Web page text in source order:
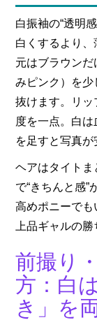
白振袖の“透明
白くするより、
元はブラウン
みピンク）を
抜けます。リ
度を一点。白
を足すと写真が
ヘアはタイト
で“きちんと感
高めポニーでも
上品ギャルの勝
前撮り
方：白
き」を